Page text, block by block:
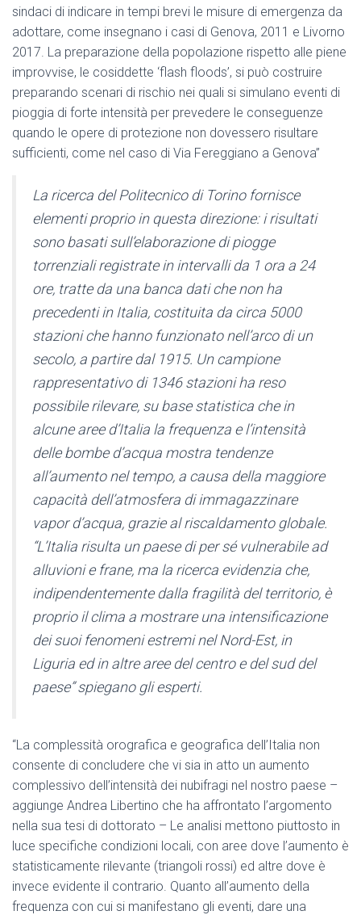
sindaci di indicare in tempi brevi le misure di emergenza da
adottare, come insegnano i casi di Genova, 2011 e Livorno
2017. La preparazione della popolazione rispetto alle piene
improvvise, le cosiddette ‘flash floods’, si può costruire
preparando scenari di rischio nei quali si simulano eventi di
pioggia di forte intensità per prevedere le conseguenze
quando le opere di protezione non dovessero risultare
sufficienti, come nel caso di Via Fereggiano a Genova”
La ricerca del Politecnico di Torino fornisce
elementi proprio in questa direzione: i risultati
sono basati sull’elaborazione di piogge
torrenziali registrate in intervalli da 1 ora a 24
ore, tratte da una banca dati che non ha
precedenti in Italia, costituita da circa 5000
stazioni che hanno funzionato nell’arco di un
secolo, a partire dal 1915. Un campione
rappresentativo di 1346 stazioni ha reso
possibile rilevare, su base statistica che in
alcune aree d’Italia la frequenza e l’intensità
delle bombe d’acqua mostra tendenze
all’aumento nel tempo, a causa della maggiore
capacità dell’atmosfera di immagazzinare
vapor d’acqua, grazie al riscaldamento globale.
“L’Italia risulta un paese di per sé vulnerabile ad
alluvioni e frane, ma la ricerca evidenzia che,
indipendentemente dalla fragilità del territorio, è
proprio il clima a mostrare una intensificazione
dei suoi fenomeni estremi nel Nord-Est, in
Liguria ed in altre aree del centro e del sud del
paese” spiegano gli esperti.
“La complessità orografica e geografica dell’Italia non
consente di concludere che vi sia in atto un aumento
complessivo dell’intensità dei nubifragi nel nostro paese –
aggiunge Andrea Libertino che ha affrontato l’argomento
nella sua tesi di dottorato – Le analisi mettono piuttosto in
luce specifiche condizioni locali, con aree dove l’aumento è
statisticamente rilevante (triangoli rossi) ed altre dove è
invece evidente il contrario. Quanto all’aumento della
frequenza con cui si manifestano gli eventi, dare una